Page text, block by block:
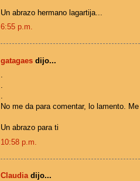
Un abrazo hermano lagartija...
6:55 p.m.
gatagaes dijo...
.
.
.
No me da para comentar, lo lamento.
Un abrazo para ti
10:58 p.m.
Claudiadijo...